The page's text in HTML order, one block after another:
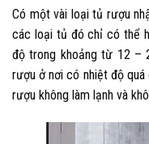
Có một vài loại tủ rượu
các loại tủ đó chỉ có thể
độ trong khoảng từ 12 –
rượu ở nơi có nhiệt độ
rượu không làm lạnh và